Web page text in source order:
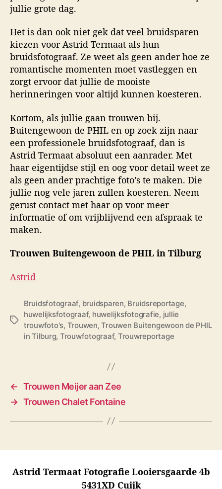
jullie grote dag.
Het is dan ook niet gek dat veel bruidsparen
kiezen voor Astrid Termaat als hun
bruidsfotograaf. Ze weet als geen ander hoe ze
romantische momenten moet vastleggen en
zorgt ervoor dat jullie de mooiste
herinneringen voor altijd kunnen koesteren.
Kortom, als jullie gaan trouwen bij.
Buitengewoon de PHIL en op zoek zijn naar
een professionele bruidsfotograaf, dan is
Astrid Termaat absoluut een aanrader. Met
haar eigentijdse stijl en oog voor detail weet ze
als geen ander prachtige foto’s te maken. Die
jullie nog vele jaren zullen koesteren. Neem
gerust contact met haar op voor meer
informatie of om vrijblijvend een afspraak te
maken.
Trouwen Buitengewoon de PHIL in Tilburg
Astrid
T
Bruidsfotograaf, bruidsparen, Bruidsreportage,
huwelijksfotograaf, huwelijksfotografie, jullie
trouwfoto's, Trouwen,Trouwen Buitengewoon de PHIL
in Tilburg, Trouwfotograaf, Trouwreportage
← Trouwen Meijer aan Zee
→ Trouwen Chalet Fontaine
Astrid Termaat Fotografie Looiersgaarde 4b
5431XD Cuijk